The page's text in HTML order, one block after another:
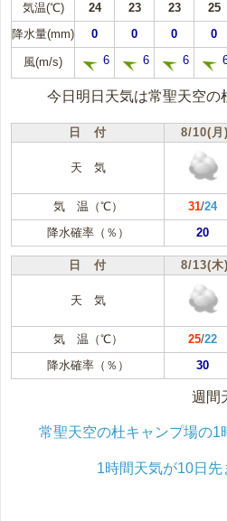
気温(℃) 24 23 23 25
降水量(mm)
0 0 0 0
風(m/s) 6 6 6
今日明日天気は常聖天空の
日 付 8/10(月)
天 気
気 温（℃） 31/24
降水確率（％）
20
日 付 8/13(木)
天 気
気 温（℃） 25/22
降水確率（％）
30
週間
常聖天空の杜キャンプ場の1
1時間天気が10日先